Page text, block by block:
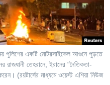
পুলিশের একটি মোটরসাইকেল আগুনে পুড়তে
তেহরানে, ইরানের “নৈতিকতা-
(রয়টার্সের মাধ্যমে ওয়েস্ট এশিয়া নিউজ